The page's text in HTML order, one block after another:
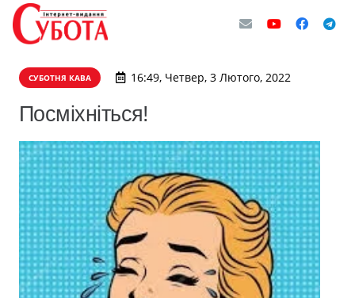
СУБОТНЯ КАВА 16:49, Четвер, 3 Лютого, 2022
Посміхніться!